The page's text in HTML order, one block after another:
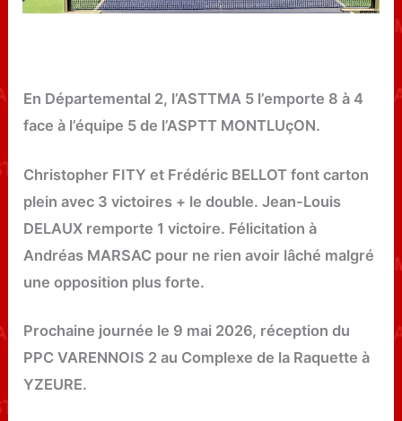
En Départemental 2, l’ASTTMA 5 l’emporte 8 à 4
face à l’équipe 5 de l’ASPTT MONTLUçON.
Christopher FITY et Frédéric BELLOT font carton
plein avec 3 victoires + le double. Jean-Louis
DELAUX remporte 1 victoire. Félicitation à
Andréas MARSAC pour ne rien avoir lâché malgré
une opposition plus forte.
Prochaine journée le 9 mai 2026, réception du
PPC VARENNOIS 2 au Complexe de la Raquette à
YZEURE.